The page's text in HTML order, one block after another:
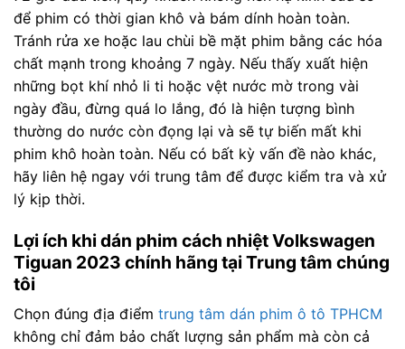
để phim có thời gian khô và bám dính hoàn toàn.
Tránh rửa xe hoặc lau chùi bề mặt phim bằng các hóa
chất mạnh trong khoảng 7 ngày. Nếu thấy xuất hiện
những bọt khí nhỏ li ti hoặc vệt nước mờ trong vài
ngày đầu, đừng quá lo lắng, đó là hiện tượng bình
thường do nước còn đọng lại và sẽ tự biến mất khi
phim khô hoàn toàn. Nếu có bất kỳ vấn đề nào khác,
hãy liên hệ ngay với trung tâm để được kiểm tra và xử
lý kịp thời.
Lợi ích khi dán phim cách nhiệt Volkswagen
Tiguan 2023 chính hãng tại Trung tâm chúng
tôi
Chọn đúng địa điểm trung tâm dán phim ô tô TPHCM
không chỉ đảm bảo chất lượng sản phẩm mà còn cả